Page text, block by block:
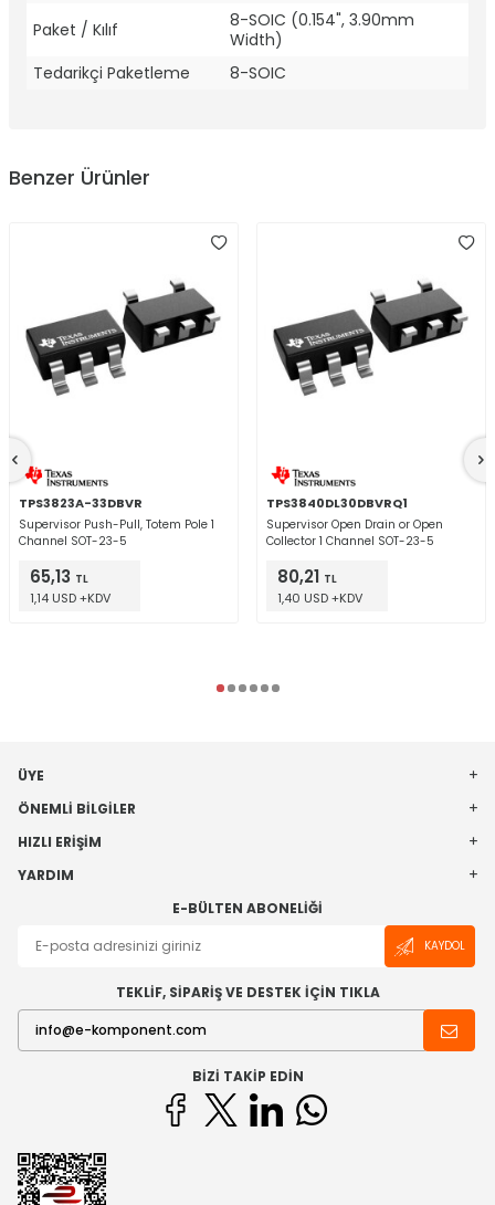
Paket / Kılıf
8-SOIC (0.154", 3.90mm
Width)
Tedarikçi Paketleme
8-SOIC
Benzer Ürünler
TPS3823A-33DBVR
Supervisor Push-Pull, Totem Pole 1
Channel SOT-23-5
65,13 TL
1,14 USD +KDV
TPS3840DL30DBVRQ1
Supervisor Open Drain or Open
Collector 1 Channel SOT-23-5
80,21 TL
1,40 USD +KDV
ÜYE
ÖNEMLI BILGILER
HIZLI ERIŞIM
YARDIM
E-BÜLTEN ABONELIĞI
KAYDOL
TEKLİF, SİPARİŞ VE DESTEK İÇİN TIKLA
BIZI TAKIP EDIN